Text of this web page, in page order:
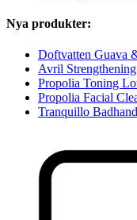
Nya produkter:
Doftvatten Guava
Avril
Propolia Toning
Propolia Facial
Tranquillo